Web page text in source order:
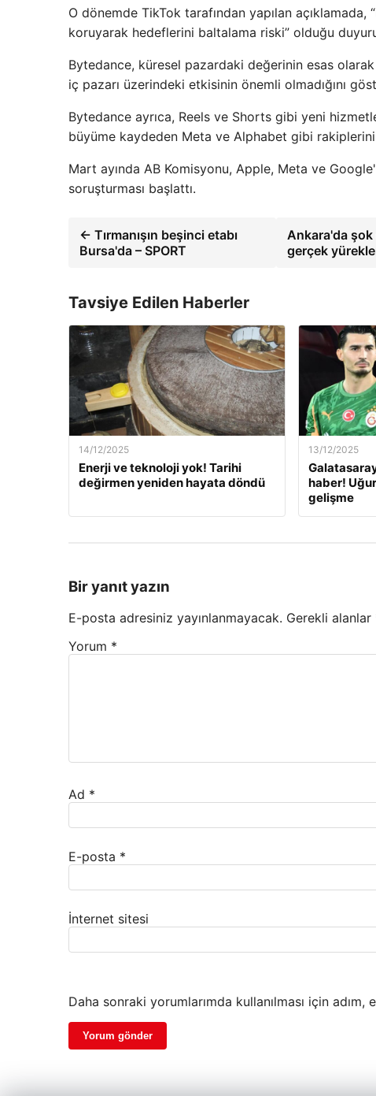
O dönemde TikTok tarafından yapılan
koruyarak hedeflerini baltalama riski” olduğu
Bytedance, küresel pazardaki değerinin esas
iç pazarı üzerindeki etkisinin önemli olmadığını
Bytedance ayrıca, Reels ve Shorts gibi yeni
büyüme kaydeden Meta ve Alphabet gibi
Mart ayında AB Komisyonu, Apple, Meta ve
soruşturması başlattı.
← Tırmanışın beşinci etabı
Bursa'da – SPORT
Ankara'da şok
gerçek
Tavsiye Edilen Haberler
14/12/2025
Enerji ve teknoloji yok! Tarihi
değirmen yeniden hayata döndü
13/12/2025
haber!
gelişme
Bir yanıt yazın
E-posta adresiniz yayınlanmayacak. Gerekli alanlar
Yorum *
Ad *
E-posta *
İnternet sitesi
Daha sonraki yorumlarımda kullanılması için